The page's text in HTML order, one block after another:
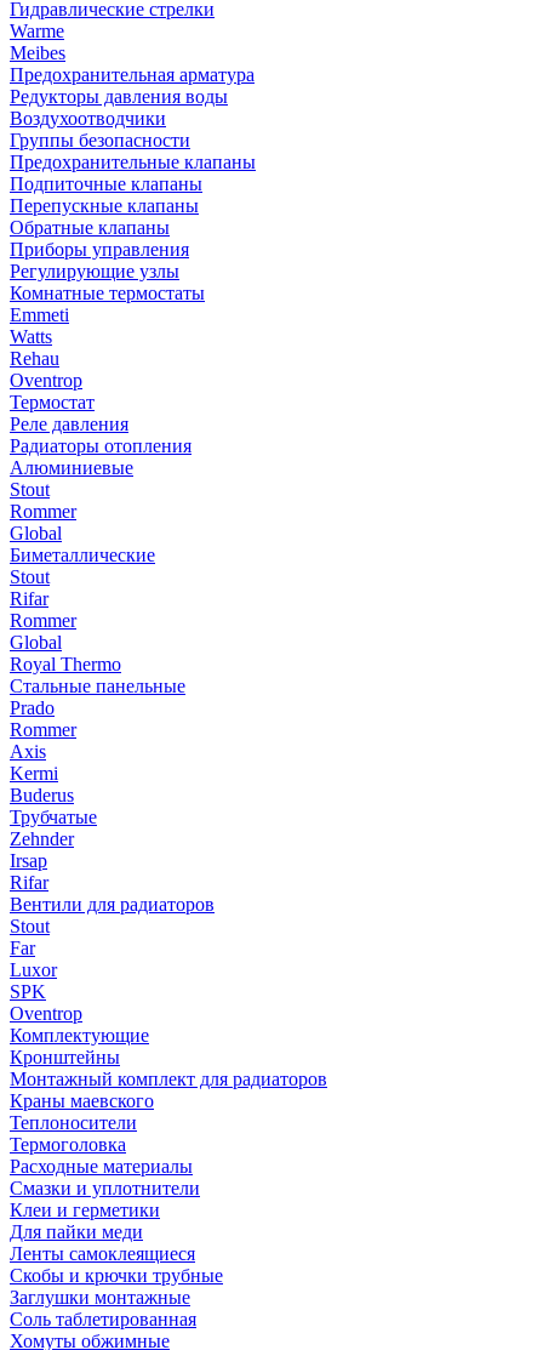
Гидравлические стрелки
Warme
Meibes
Предохранительная арматура
Редукторы давления воды
Воздухоотводчики
Группы безопасности
Предохранительные клапаны
Подпиточные клапаны
Перепускные клапаны
Обратные клапаны
Приборы управления
Регулирующие узлы
Комнатные термостаты
Emmeti
Watts
Rehau
Oventrop
Термостат
Реле давления
Радиаторы отопления
Алюминиевые
Stout
Rommer
Global
Биметаллические
Stout
Rifar
Rommer
Global
Royal Thermo
Стальные панельные
Prado
Rommer
Axis
Kermi
Buderus
Трубчатые
Zehnder
Irsap
Rifar
Вентили для радиаторов
Stout
Far
Luxor
SPK
Oventrop
Комплектующие
Кронштейны
Монтажный комплект для радиаторов
Краны маевского
Теплоносители
Термоголовка
Расходные материалы
Смазки и уплотнители
Клеи и герметики
Для пайки меди
Ленты самоклеящиеся
Скобы и крючки трубные
Заглушки монтажные
Соль таблетированная
Хомуты обжимные